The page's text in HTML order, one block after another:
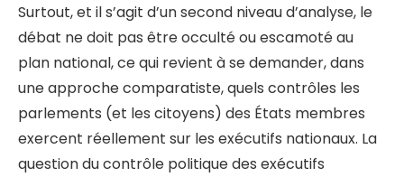
Surtout, et il s’agit d’un second niveau d’analyse, le
débat ne doit pas être occulté ou escamoté au
plan national, ce qui revient à se demander, dans
une approche comparatiste, quels contrôles les
parlements (et les citoyens) des États membres
exercent réellement sur les exécutifs nationaux. La
question du contrôle politique des exécutifs